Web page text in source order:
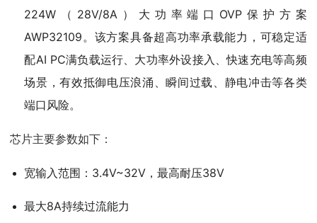
224W（28V/8A）大功率端口OVP保护方案
AWP32109。该方案具备超高功率承载能力，可稳定适
配AI PC满负载运行、大功率外设接入、快速充电等高频
场景，有效抵御电压浪涌、瞬间过载、静电冲击等各类
端口风险。
芯片主要参数如下：
宽输入范围：3.4V~32V，最高耐压38V
最大8A持续过流能力